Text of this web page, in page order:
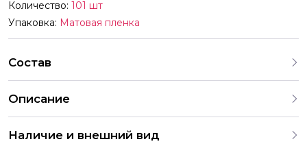
Количество: 101 шт
Упаковка: Матовая пленка
Состав
Описание
черные Розы Высота цветка 50-60 см Страна Эквадор
Наличие и внешний вид